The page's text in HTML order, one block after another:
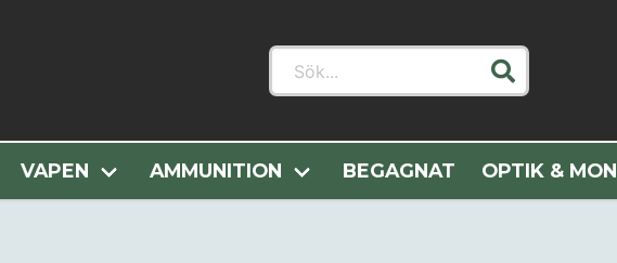
Sök...
VAPEN AMMUNITION BEGAGNAT OPTIK &
Alla Kategorier Vapendelar Pistoldelar Manteldelar Eemann Tech